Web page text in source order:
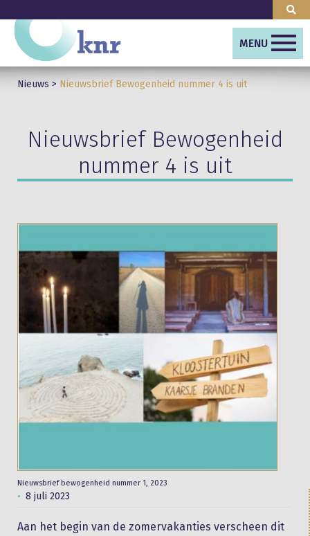
MENU
Nieuws > Nieuwsbrief Bewogenheid nummer 4 is uit
Nieuwsbrief Bewogenheid
nummer 4 is uit
Nieuwsbrief bewogenheid nummer 1, 2023
8 juli 2023
Aan het begin van de zomervakanties verscheen dit